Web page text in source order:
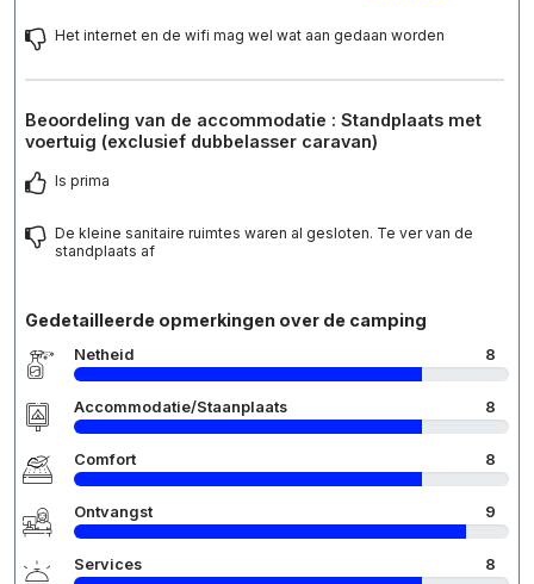
Het internet en de wifi mag wel wat aan gedaan worden
Beoordeling van de accommodatie : Standplaats met
voertuig (exclusief dubbelasser caravan)
Is prima
De kleine sanitaire ruimtes waren al gesloten. Te ver van de
standplaats af
Gedetailleerde opmerkingen over de camping
Netheid 8
Accommodatie/Staanplaats 8
Comfort 8
Ontvangst 9
Services 8